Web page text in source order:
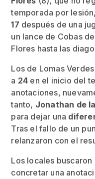
temporada por
17 después de una
un lance de Cobas de
Flores hasta las
Los de Lomas
a 24 en el inicio del
anotaciones,
tanto, Jonathan de
para dejar una
Tras el fallo de un
relanzaron con el
Los locales
concretar una